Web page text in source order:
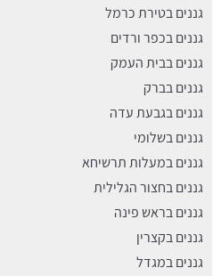
גננים בטירת כרמל
גננים בכפר ורדים
גננים בבית העמק
גננים בברק
גננים בגבעת עדה
גננים בשלומי
גננים במעלות תרשיחא
גננים בחצור הגלילית
גננים בראש פינה
גננים בקצרין
גננים במגדל